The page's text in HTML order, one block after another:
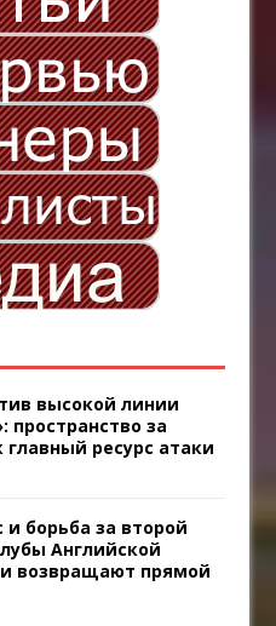
высокой линии
пространство за
ресурс атаки
борьба за второй
Английской
возвращают прямой